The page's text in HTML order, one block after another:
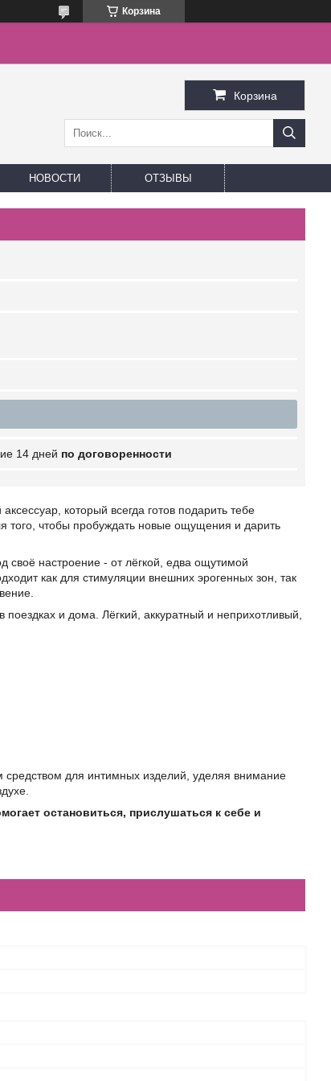
Корзина
Корзина
НОВОСТИ ОТЗЫВЫ
14 дней по договоренности
который всегда готов подарить тебе
того, чтобы пробуждать новые ощущения и дарить
настроение - от лёгкой, едва ощутимой
как для стимуляции внешних эрогенных зон, так
и дома. Лёгкий, аккуратный и неприхотливый,
для интимных изделий, уделяя внимание
остановиться, прислушаться к себе и